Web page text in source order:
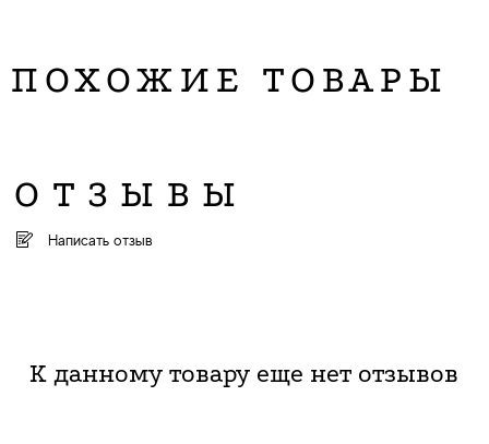
ПОХОЖИЕ ТОВАРЫ
ОТЗЫВЫ
Написать отзыв
К данному товару еще нет отзывов